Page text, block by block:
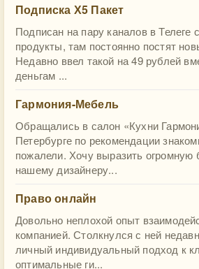
Подписка Х5 Пакет
Подписан на пару каналов в Телеге
продукты, там постоянно постят
Недавно ввел такой на 49 рублей
деньгам ...
Гармония-Мебель
Обращались в салон «Кухни
Петербурге по рекомендации
пожалели. Хочу выразить огромную
нашему дизайнеру...
Право онлайн
Довольно неплохой опыт
компанией. Столкнулся с ней
личный индивидуальный подход к
оптимальные ги...